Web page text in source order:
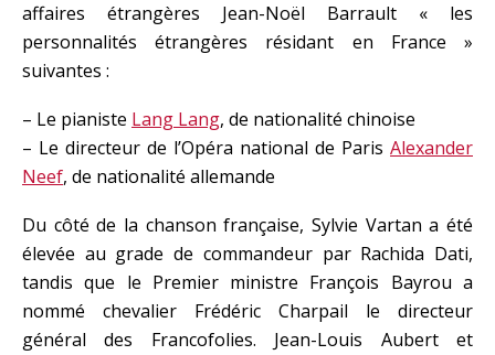
affaires étrangères Jean-Noël Barrault « les
personnalités étrangères résidant en France »
suivantes :
– Le pianiste Lang Lang, de nationalité chinoise
– Le directeur de l’Opéra national de Paris Alexander
Neef, de nationalité allemande
Du côté de la chanson française, Sylvie Vartan a été
élevée au grade de commandeur par Rachida Dati,
tandis que le Premier ministre François Bayrou a
nommé chevalier Frédéric Charpail le directeur
général des Francofolies. Jean-Louis Aubert et